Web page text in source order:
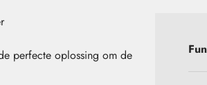
perfecte oplossing om de